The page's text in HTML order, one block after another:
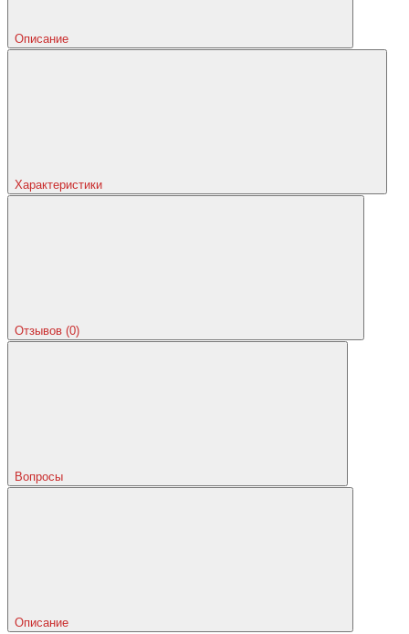
Описание
Характеристики
Отзывов (0)
Вопросы
Описание